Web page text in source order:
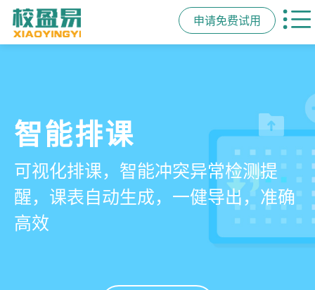
申请免费试用
管学校，用校盈易
培训机构教务管理系
统
有效提升运营管理效率45%
智能排课
可视化排课，智能冲突异常检测提
醒，课表自动生成，一健导出，准确
高效
课时统计
学员签到同步扣减课时，老师带课量
自动统计、汇总，数据清晰可查免扯
皮
家校互动
一部手机链接教师、学员、家长，沟
通互动零距离，服务贴心铸口碑促续
费